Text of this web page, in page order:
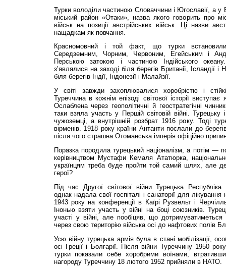
Турки володіли частиною Словаччини і Югославії, а у
міський район «Отаки», назва якого говорить про
військ на позиції австрійських військ. Ці назви
нащадкам як повчання.
Красномовний і той факт, що турки
Середземним, Чорним, Червоним, Егейським і
Перською затокою і частиною Індійського океану.
з’являлися на заході біля берегів Британії,
біля берегів Індії, Індонезії і Малайзії.
У світі завжди захоплювалися хоробрістю і
Туреччина в кожнім епізоді світової історії
Ослаблена через геополітичні й геостратегічні
таки взяла участь у Першій світовій війні.
чужоземці, а внутрішній розбрат 1916 року. Тоді
вірменів. 1918 року країни Антанти послали до
після чого страшна Отоманська імперія офіційно
Поразка породила турецький націоналізм, а потім —
керівництвом Мустафи Кемаля Ататюрка,
українцям треба буде пройти той самий шлях, але
герої?
Під час Другої світової війни Турецька Республіка
однак надала свої госпіталі і санаторії для лікування
1943 року на конференції в Каїрі Рузвельт і
Інонью взяти участь у війні на боці союзників.
участі у війні, але пообіцяв, що дотримуватиметься
через свою територію війська осі до нафтових полів
Усю війну турецька армія була в стані мобілізації,
осі Греції і Болгарії. Після війни Туреччину 1950
турки показали себе хоробрими воїнами,
нагороду Туреччину 18 лютого 1952 прийняли в НАТО.